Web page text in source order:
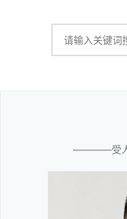
————受